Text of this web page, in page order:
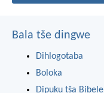
Bala tše dingwe
Dihlogotaba
Boloka
Dipuku tša Bibele